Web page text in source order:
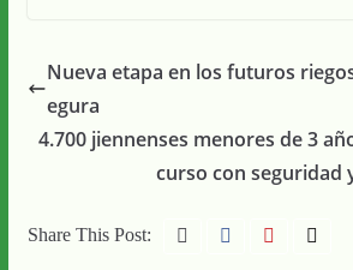
Nueva etapa en los futuros
egura
4.700 jiennenses menores de 3
curso con seguridad
Share This Post: